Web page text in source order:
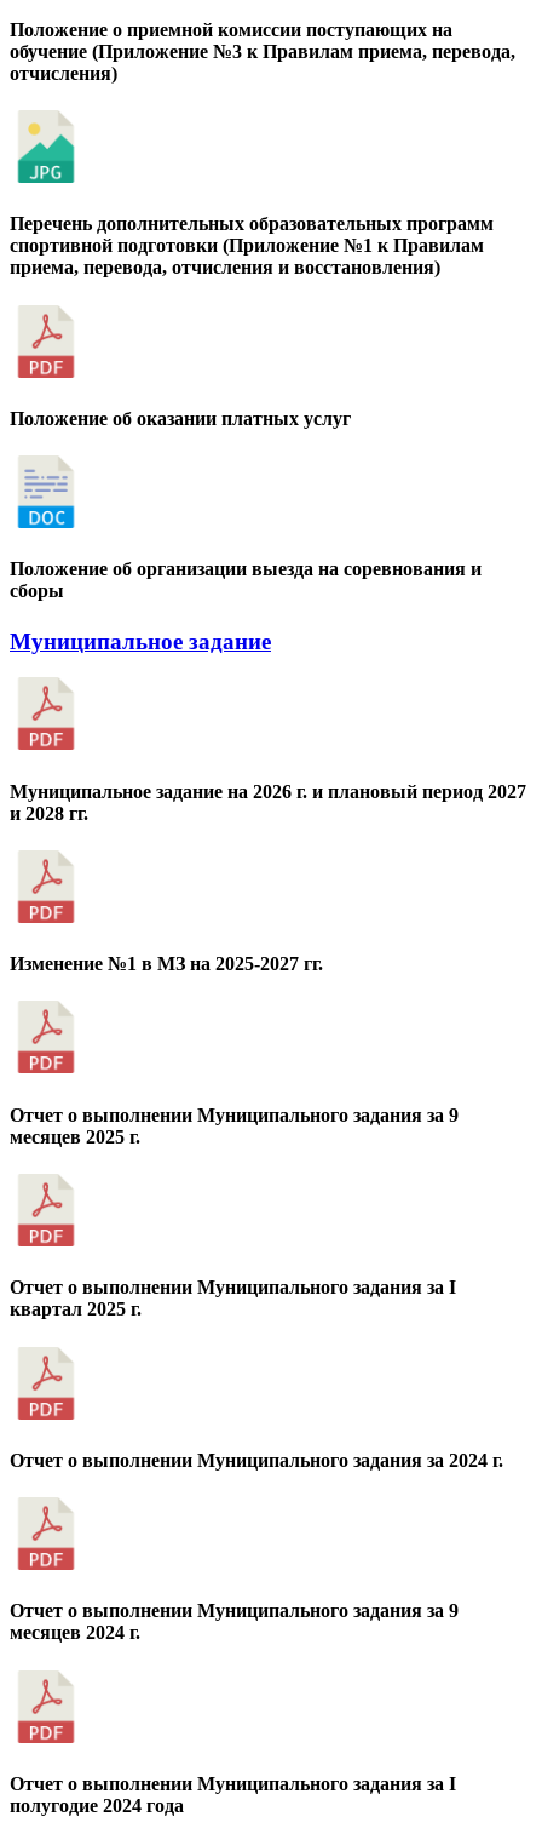
Положение о приемной комиссии поступающих на
обучение (Приложение №3 к Правилам приема, перевода,
отчисления)
Перечень дополнительных образовательных программ
спортивной подготовки (Приложение №1 к Правилам
приема, перевода, отчисления и восстановления)
Положение об оказании платных услуг
Положение об организации выезда на соревнования и
сборы
Муниципальное задание
Муниципальное задание на 2026 г. и плановый период 2027
и 2028 гг.
Изменение №1 в МЗ на 2025-2027 гг.
Отчет о выполнении Муниципального задания за 9
месяцев 2025 г.
Отчет о выполнении Муниципального задания за I
квартал 2025 г.
Отчет о выполнении Муниципального задания за 2024 г.
Отчет о выполнении Муниципального задания за 9
месяцев 2024 г.
Отчет о выполнении Муниципального задания за I
полугодие 2024 года